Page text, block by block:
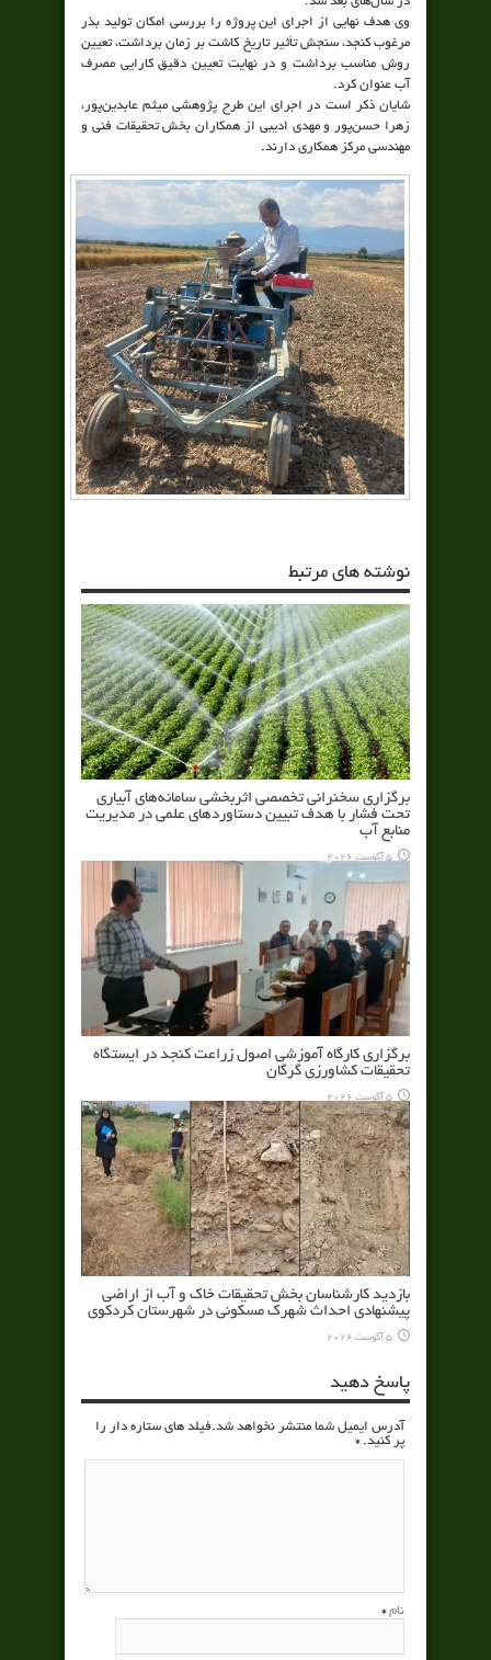
وی هدف نهایی از اجرای این پروژه را بررسی امکان تولید بذر
مرغوب کنجد، سنجش تأثیر تاریخ کاشت بر زمان برداشت، تعیین
روش مناسب برداشت و در نهایت تعیین دقیق کارایی مصرف
آب عنوان کرد.
شایان ذکر است در اجرای این طرح پژوهشی میثم عابدین‌پور،
زهرا حسن‌پور و مهدی ادیبی از همکاران بخش تحقیقات فنی و
مهندسی مرکز همکاری دارند.
نوشته های مرتبط
برگزاری سخنرانی تخصصی اثربخشی سامانه‌های آبیاری
تحت فشار با هدف تبیین دستاوردهای علمی در مدیریت
منابع آب
5 آگوست 2026
برگزاری کارگاه آموزشی اصول زراعت کنجد در ایستگاه
تحقیقات کشاورزی گرگان
5 آگوست 2026
بازدید کارشناسان بخش تحقیقات خاک و آب از اراضی
پیشنهادی احداث شهرک مسکونی در شهرستان کردکوی
5 آگوست 2026
پاسخ دهید
آدرس ایمیل شما منتشر نخواهد شد.فیلد های ستاره دار را
پر کنید.*
نام *